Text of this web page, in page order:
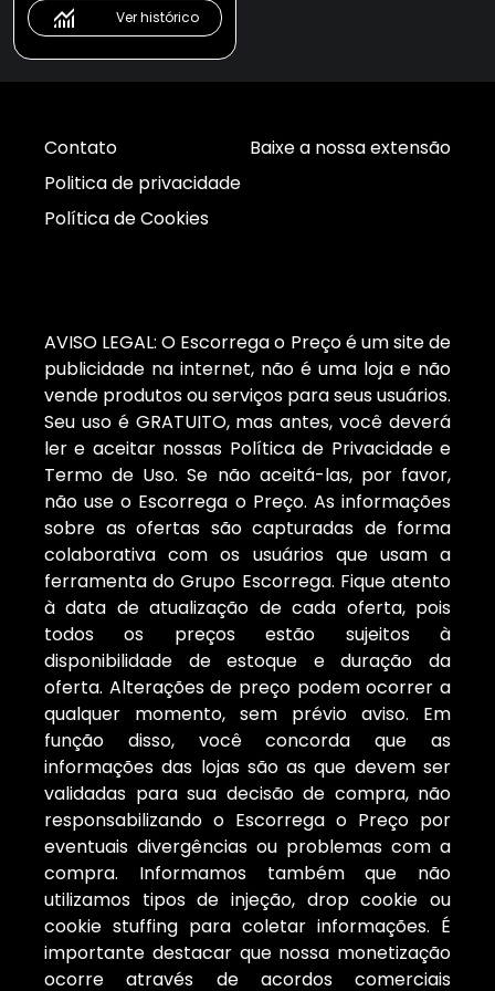
Ver histórico
Contato
Politica de privacidade
Política de Cookies
Baixe a nossa extensão
AVISO LEGAL: O Escorrega o Preço é um site de
publicidade na internet, não é uma loja e não
vende produtos ou serviços para seus usuários.
Seu uso é GRATUITO, mas antes, você deverá
ler e aceitar nossas Política de Privacidade e
Termo de Uso. Se não aceitá-las, por favor,
não use o Escorrega o Preço. As informações
sobre as ofertas são capturadas de forma
colaborativa com os usuários que usam a
ferramenta do Grupo Escorrega. Fique atento
à data de atualização de cada oferta, pois
todos os preços estão sujeitos à
disponibilidade de estoque e duração da
oferta. Alterações de preço podem ocorrer a
qualquer momento, sem prévio aviso. Em
função disso, você concorda que as
informações das lojas são as que devem ser
validadas para sua decisão de compra, não
responsabilizando o Escorrega o Preço por
eventuais divergências ou problemas com a
compra. Informamos também que não
utilizamos tipos de injeção, drop cookie ou
cookie stuffing para coletar informações. É
importante destacar que nossa monetização
ocorre através de acordos comerciais